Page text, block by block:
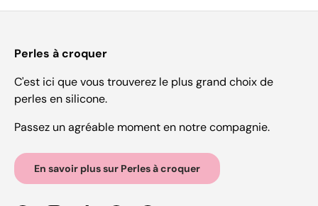
Perles à croquer
C'est ici que vous trouverez le plus grand choix de
perles en silicone.
Passez un agréable moment en notre compagnie.
En savoir plus sur Perles à croquer